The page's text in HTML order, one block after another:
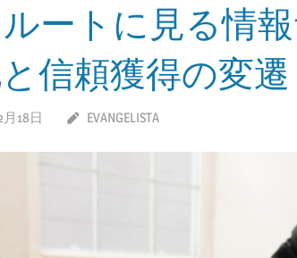
ルートに見る情
信頼獲得の変遷
月18日 EVANGELISTA